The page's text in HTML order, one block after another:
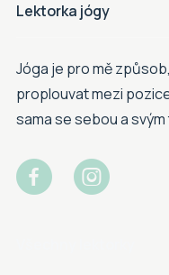
Lektorka jógy
Jóga je pro mě
proplouvat mezi
sama se sebou a svým
 